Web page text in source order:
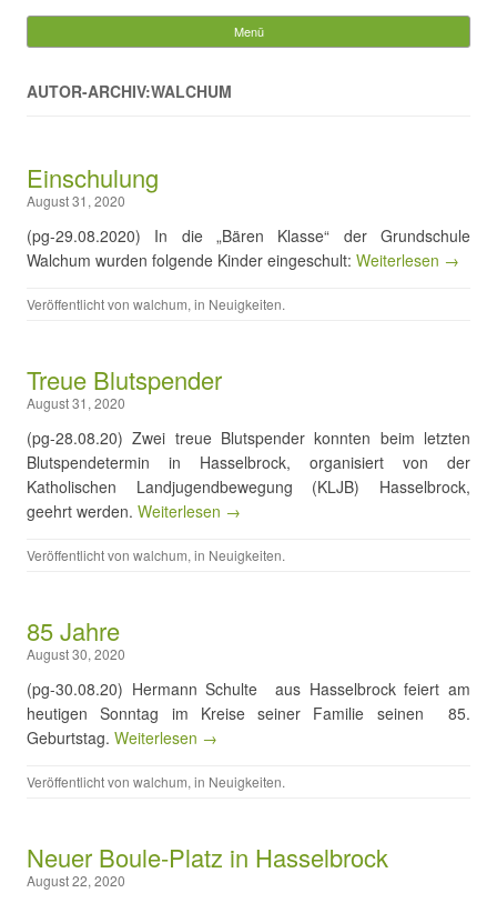
Gemeinde Walchum
Menü
AUTOR-ARCHIV:WALCHUM
Einschulung
August 31, 2020
(pg-29.08.2020) In die „Bären Klasse“ der Grundschule
Walchum wurden folgende Kinder eingeschult: Weiterlesen →
Veröffentlicht von walchum, in Neuigkeiten.
Treue Blutspender
August 31, 2020
(pg-28.08.20) Zwei treue Blutspender konnten beim letzten
Blutspendetermin in Hasselbrock, organisiert von der
Katholischen Landjugendbewegung (KLJB) Hasselbrock,
geehrt werden. Weiterlesen →
Veröffentlicht von walchum, in Neuigkeiten.
85 Jahre
August 30, 2020
(pg-30.08.20) Hermann Schulte aus Hasselbrock feiert am
heutigen Sonntag im Kreise seiner Familie seinen 85.
Geburtstag. Weiterlesen →
Veröffentlicht von walchum, in Neuigkeiten.
Neuer Boule-Platz in Hasselbrock
August 22, 2020